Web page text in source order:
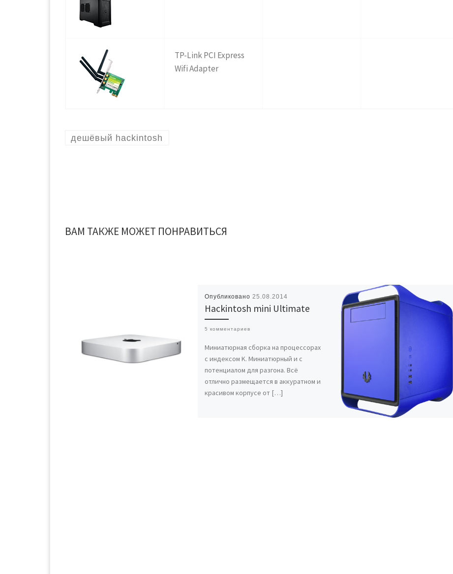
TP-Link PCI Express
Wifi Adapter
дешёвый hackintosh
ВАМ ТАКЖЕ МОЖЕТ ПОНРАВИТЬСЯ
Опубликовано25.08.2014
Hackintosh mini Ultimate
5 комментариев
Миниатюрная сборка на процессорах
с индексом K. Миниатюрный и с
потенциалом для разгона. Всё
отлично размещается в аккуратном и
красивом корпусе от […]